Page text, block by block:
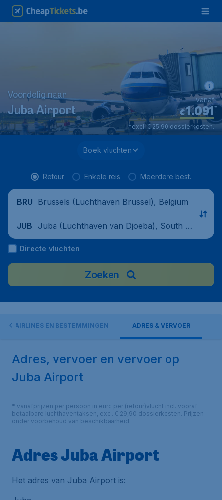
Voordelig naar
Juba Airport €1.091*
vanaf
*excl. € 25,90 dossierkosten.
Boek vluchten
Retour Enkele reis Meerdere best.
BRU Brussels (Luchthaven Brussel), Belgium
JUB
Juba (Luchthaven van Djoeba), South S
udan
Directe vluchten
Zoeken
AIRLINES EN BESTEMMINGEN ADRES & VERVOER
Adres, vervoer en vervoer op
Juba Airport
* vanafprijzen per persoon in euro per (retour)vlucht incl. vooraf
betaalbare luchthaventaksen, excl. € 29,90 dossierkosten. Prijzen
onder voorbehoud van beschikbaarheid.
Adres Juba Airport
Het adres van Juba Airport is: